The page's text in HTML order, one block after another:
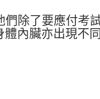
除了要應付考
內臟亦出現不